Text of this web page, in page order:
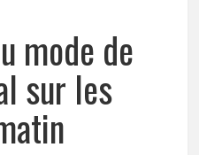
mode de
sur les